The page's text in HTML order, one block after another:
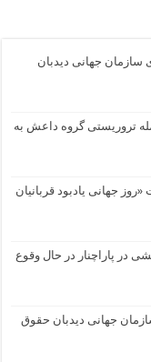
سازمان جهانی دیدبان
تروریستی گروه داعش به
جهانی یادبود قربانیان
در پاراچنار در حال وقوع
جهانی دیدبان حقوق